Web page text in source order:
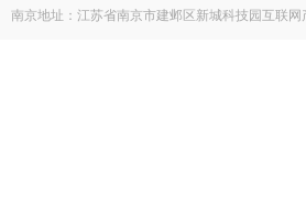
南京地址：江苏省南京市建邺区新城科技园互联网